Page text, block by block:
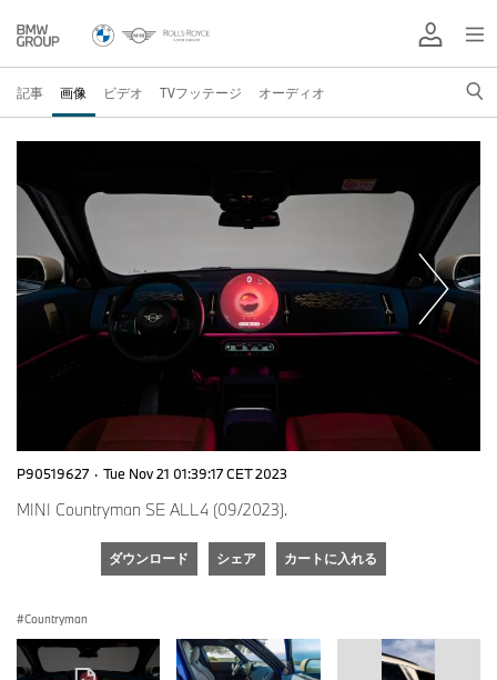
記事 画像 ビデオ TVフッテージ オーディオ
P90519627 · Tue Nov 21 01:39:17 CET 2023
MINI Countryman SE ALL4 (09/2023).
ダウンロード シェア カートに入れる
Countryman